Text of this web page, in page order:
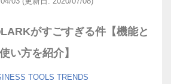
がすごすぎる件【機能と
使い方を紹介】
TOOLS TRENDS